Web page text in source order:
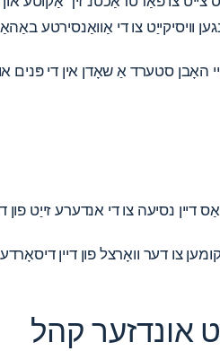
האָבן סטערד אַ שאָדן אין די פּנים
צו דער וואָרצל פון דיין
אונדזער קהל